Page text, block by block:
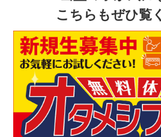
こちらもぜひ覧